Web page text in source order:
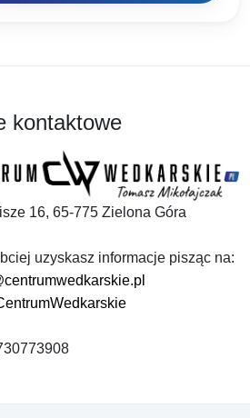
kontaktowe
16, 65-775 Zielona Góra
uzyskasz informacje pisząc na: